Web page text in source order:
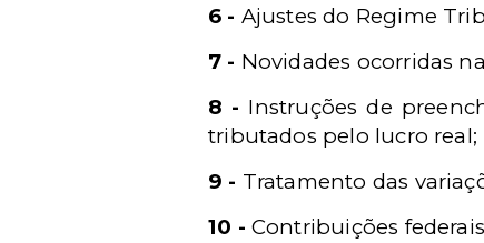
6 - Ajustes do Regime
7 - Novidades ocorridas
8 - Instruções de
tributados pelo lucro real;
9 - Tratamento das
10 - Contribuições